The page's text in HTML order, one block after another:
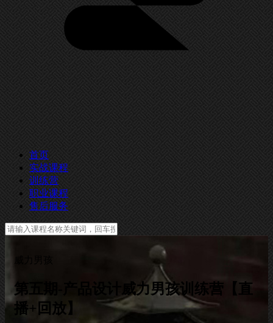
首页
实战课程
训练营
职业课程
售后服务
第五期-产品设计威力男孩训练营【直
播+回放】